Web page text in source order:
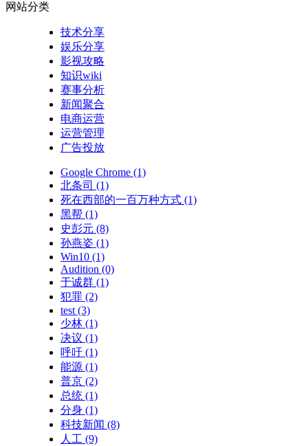
网站分类
技术分享
娱乐分享
影视攻略
知识wiki
赛事分析
新闻聚合
电商运营
运营管理
广告投放
Google Chrome (1)
北条司 (1)
死在西部的一百万种方式 (1)
黑帮 (1)
史彭元 (8)
孙燕姿 (1)
Win10 (1)
Audition (0)
于诚群 (1)
犯罪 (2)
test (3)
少林 (1)
决议 (1)
呼吁 (1)
能源 (1)
普京 (2)
总统 (1)
分身 (1)
科技新闻 (8)
人工 (9)